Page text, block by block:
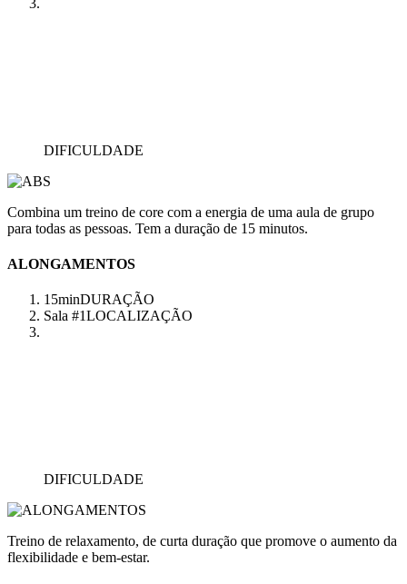
DIFICULDADE
Combina um treino de core com a energia de uma aula de grupo
para todas as pessoas. Tem a duração de 15 minutos.
ALONGAMENTOS
15minDURAÇÃO
Sala #1LOCALIZAÇÃO
DIFICULDADE
Treino de relaxamento, de curta duração que promove o aumento da
flexibilidade e bem-estar.